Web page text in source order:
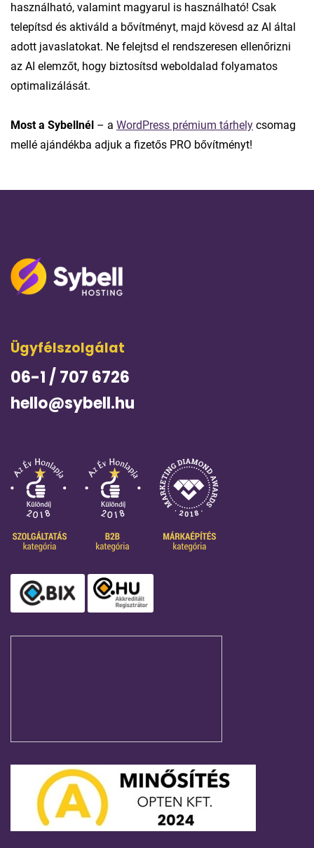
használható, valamint magyarul is használható! Csak
telepítsd és aktiváld a bővítményt, majd kövesd az AI által
adott javaslatokat. Ne felejtsd el rendszeresen ellenőrizni
az AI elemzőt, hogy biztosítsd weboldalad folyamatos
optimalizálását.
Most a Sybellnél – a WordPress prémium tárhely csomag
mellé ajándékba adjuk a fizetős PRO bővítményt!
Ügyfélszolgálat
06-1 / 707 6726
hello@sybell.hu